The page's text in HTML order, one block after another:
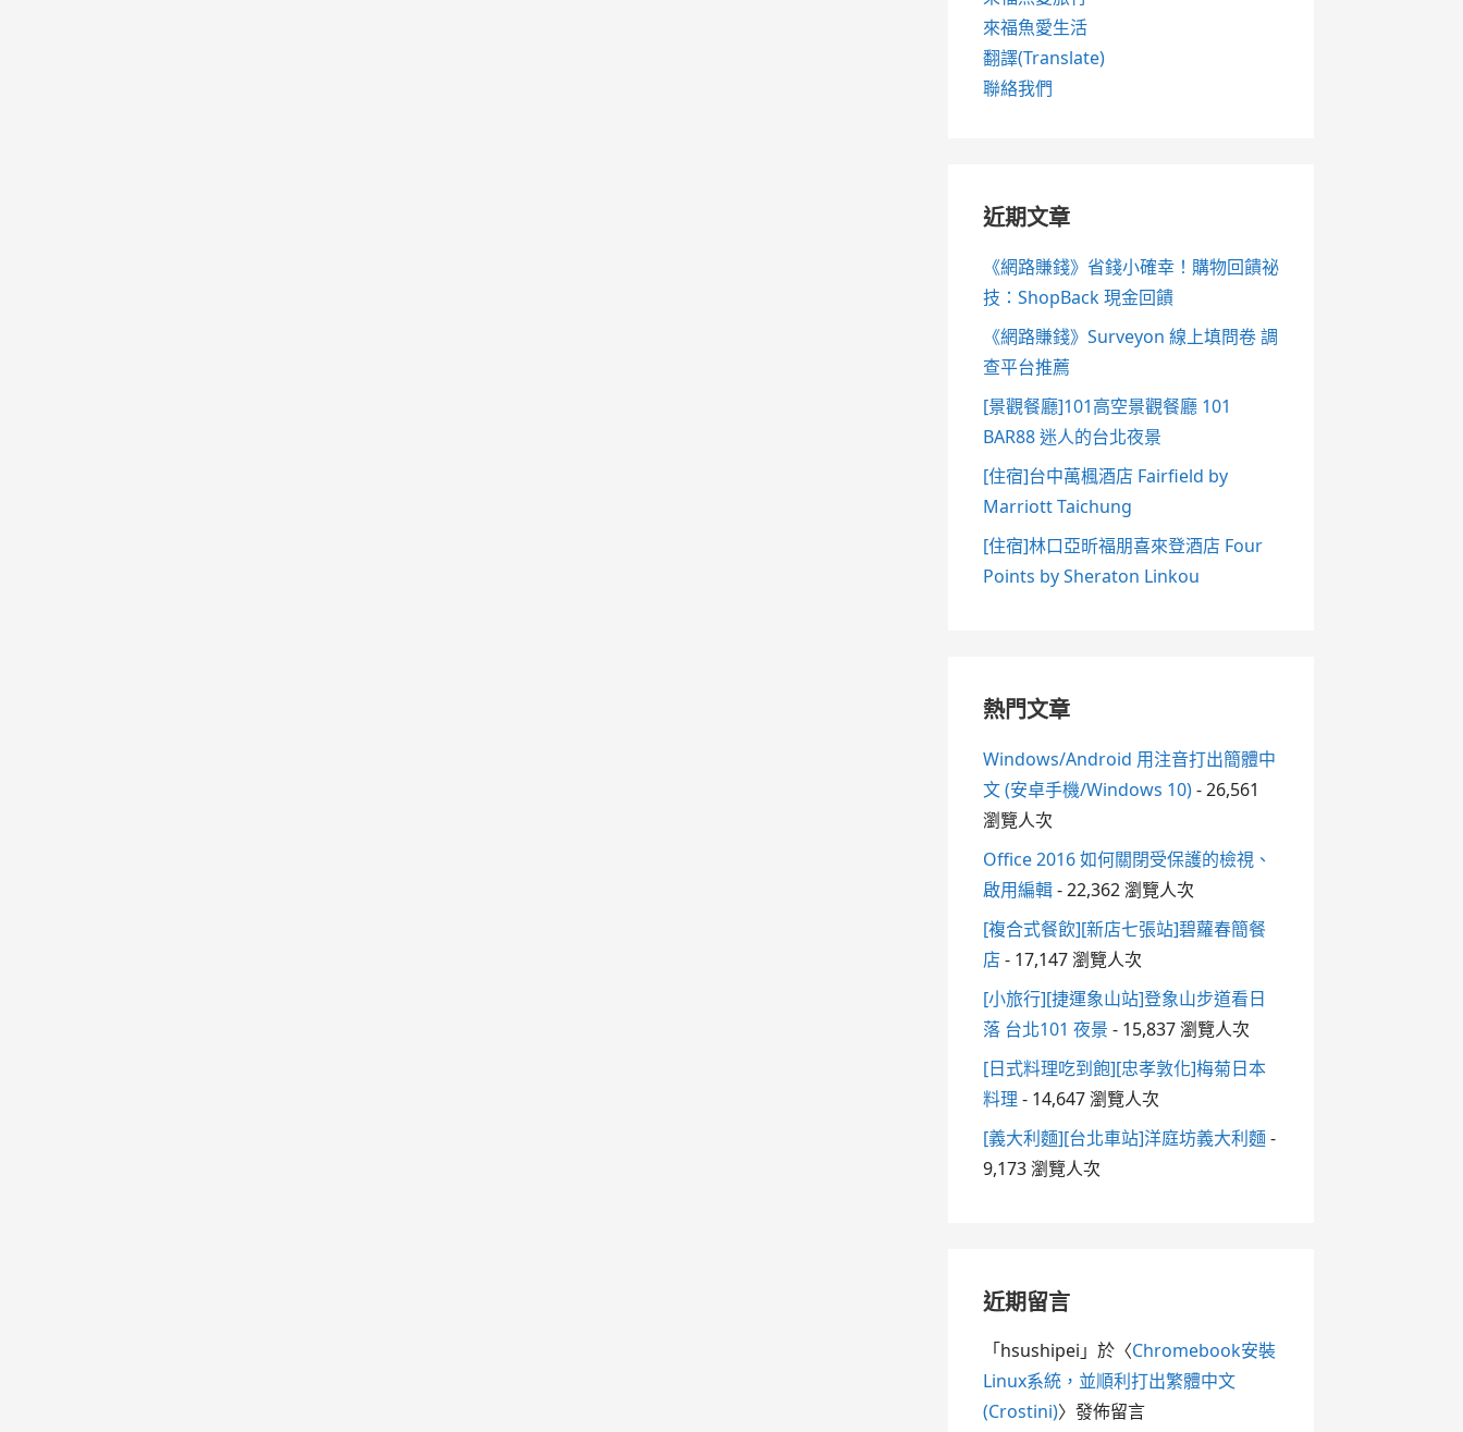
來福魚愛生活
翻譯(Translate)
聯絡我們
近期文章
《網路賺錢》省錢小確幸！購物回饋祕
技：ShopBack 現金回饋
《網路賺錢》Surveyon 線上填問卷 調
查平台推薦
[景觀餐廳]101高空景觀餐廳 101
BAR88 迷人的台北夜景
[住宿]台中萬楓酒店 Fairfield by
Marriott Taichung
[住宿]林口亞昕福朋喜來登酒店 Four
Points by Sheraton Linkou
熱門文章
Windows/Android 用注音打出簡體中
文 (安卓手機/Windows 10)- 26,561
瀏覽人次
Office 2016 如何關閉受保護的檢視、
啟用編輯- 22,362 瀏覽人次
[複合式餐飲][新店七張站]碧蘿春簡餐
店- 17,147 瀏覽人次
[小旅行][捷運象山站]登象山步道看日
落 台北101 夜景 - 15,837 瀏覽人次
[日式料理吃到飽][忠孝敦化]梅菊日本
料理 - 14,647 瀏覽人次
[義大利麵][台北車站]洋庭坊義大利麵-
9,173 瀏覽人次
近期留言
「hsushipei 」於〈Chromebook安裝
Linux系統，並順利打出繁體中文
(Crostini)〉發佈留言